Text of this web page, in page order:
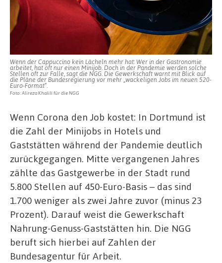
Wenn der Cappuccino kein Lächeln mehr hat: Wer in der Gastronomie
arbeitet, hat oft nur einen Minijob. Doch in der Pandemie werden solche
Stellen oft zur Falle, sagt die NGG. Die Gewerkschaft warnt mit Blick auf
die Pläne der Bundesregierung vor mehr „wackeligen Jobs im neuen 520-
Euro-Format“.
Foto: Alireza Khalili für die NGG
Wenn Corona den Job kostet: In Dortmund ist
die Zahl der Minijobs in Hotels und
Gaststätten während der Pandemie deutlich
zurückgegangen. Mitte vergangenen Jahres
zählte das Gastgewerbe in der Stadt rund
5.800 Stellen auf 450-Euro-Basis – das sind
1.700 weniger als zwei Jahre zuvor (minus 23
Prozent). Darauf weist die Gewerkschaft
Nahrung-Genuss-Gaststätten hin. Die NGG
beruft sich hierbei auf Zahlen der
Bundesagentur für Arbeit.